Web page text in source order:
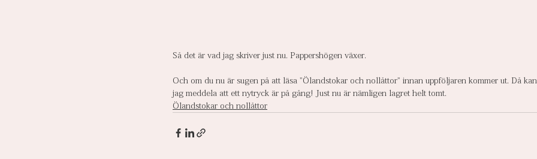
Så det är vad jag skriver just nu. Pappershögen växer.
Och om du nu är sugen på att läsa "Ölandstokar och nollåttor" innan uppföljaren kommer ut. Då kan
jag meddela att ett nytryck är på gång! Just nu är nämligen lagret helt tomt.
Ölandstokar och nollåttor